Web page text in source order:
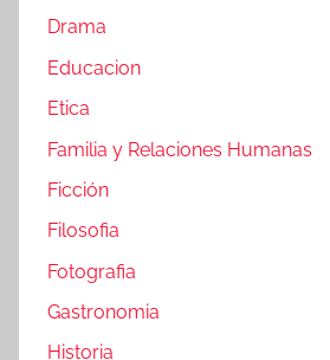
Drama
Educacion
Etica
Familia y Relaciones Humanas
Ficción
Filosofia
Fotografia
Gastronomia
Historia